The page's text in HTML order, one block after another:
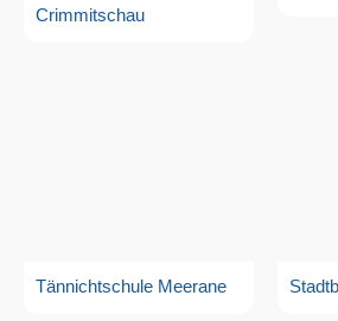
Crimmitschau
Tännichtschule Meerane